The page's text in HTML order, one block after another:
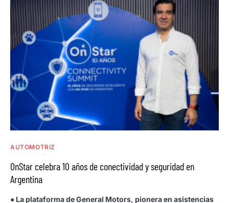
AUTOMOTRIZ
OnStar celebra 10 años de conectividad y seguridad en
Argentina
● La plataforma de General Motors, pionera en asistencias